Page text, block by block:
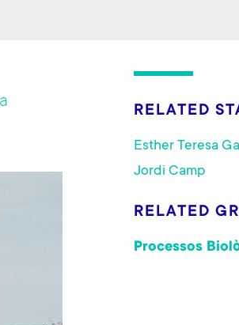
RELATED
Esther Teresa
Jordi Camp
RELATED
Processos